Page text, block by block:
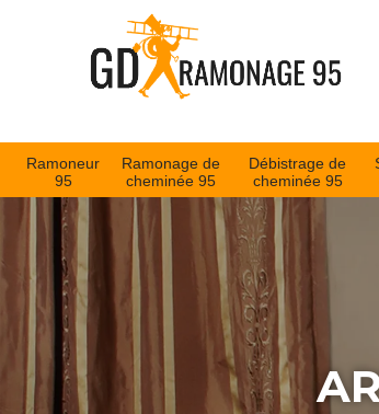
Ramoneur
95
Ramonage de
cheminée 95
Débistrage de
cheminée 95